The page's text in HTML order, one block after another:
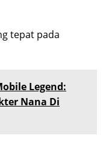
tepat pada
Legend:
Nana Di